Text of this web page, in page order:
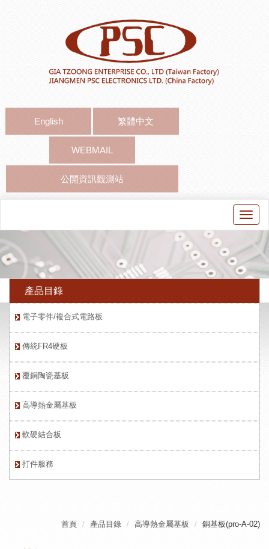
English 繁體中文
WEBMAIL
公開資訊觀測站
產品目錄
電子零件/複合式電路板
傳統FR4硬板
覆銅陶瓷基板
高導熱金屬基板
軟硬結合板
打件服務
首頁 產品目錄 高導熱金屬基板 銅基板(pro-A-02)